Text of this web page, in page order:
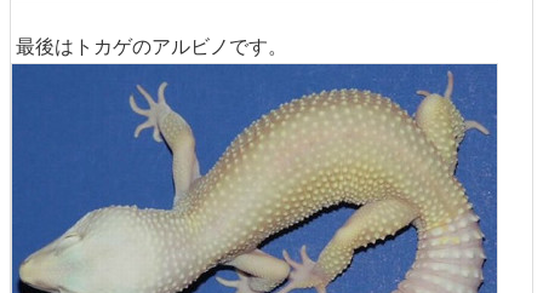
最後はトカゲのアルビノです。